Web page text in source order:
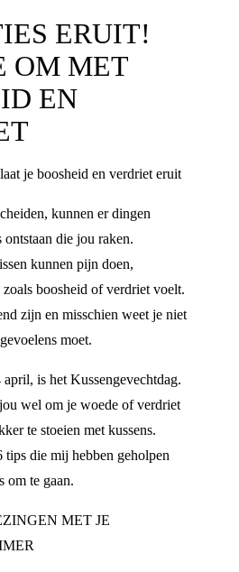
ERUIT!
OM MET
EN
je boosheid en verdriet eruit
kunnen er dingen
ontstaan die jou raken.
kunnen pijn doen,
boosheid of verdriet voelt.
zijn en misschien weet je niet
moet.
april, is het Kussengevechtdag.
wel om je woede of verdriet
te stoeien met kussens.
die mij hebben geholpen
om te gaan.
MET JE